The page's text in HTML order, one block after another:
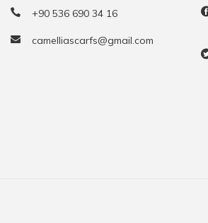
+90 536 690 34 16
camelliascarfs@gmail.com